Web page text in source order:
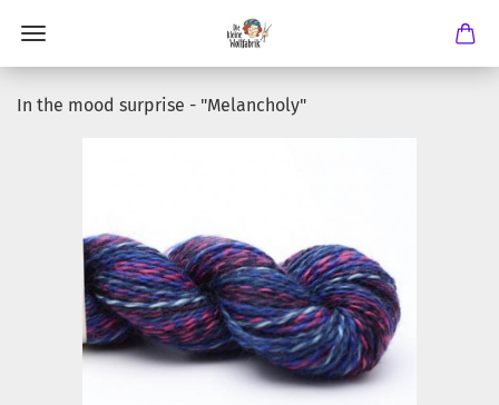
In the mood surprise - "Melancholy"